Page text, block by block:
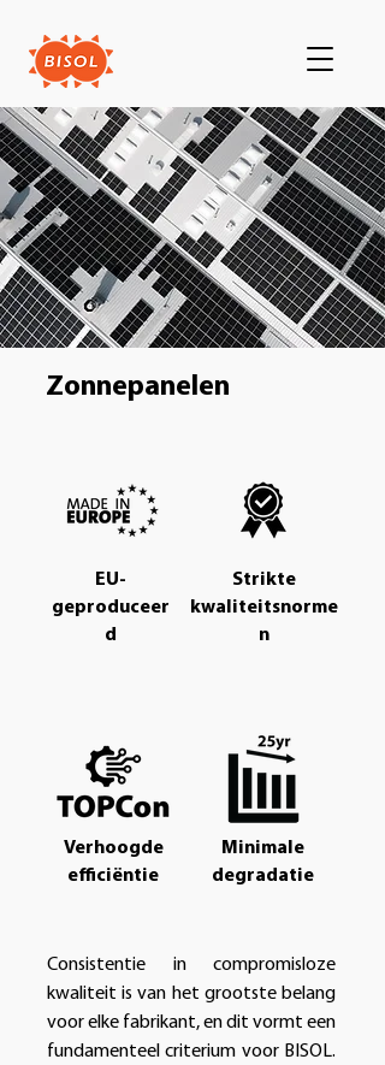
Zonnepanelen
EU-
geproduceer
d
Strikte
kwaliteitsnorme
n
Verhoogde
efficiëntie
Minimale
degradatie
Consistentie in compromisloze
kwaliteit is van het grootste belang
voor elke fabrikant, en dit vormt een
fundamenteel criterium voor BISOL.